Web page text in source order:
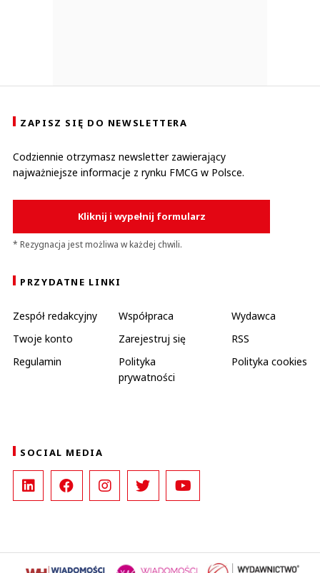
ZAPISZ SIĘ DO NEWSLETTERA
Codziennie otrzymasz newsletter zawierający
najważniejsze informacje z rynku FMCG w Polsce.
Kliknij i wypełnij formularz
* Rezygnacja jest możliwa w każdej chwili.
PRZYDATNE LINKI
Zespół redakcyjny Współpraca
Wydawca
Twoje konto
Zarejestruj się
RSS
Regulamin
Polityka
prywatności
Polityka cookies
SOCIAL MEDIA